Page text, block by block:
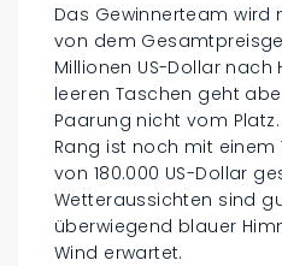
Das Gewinnerteam wird
von dem
Millionen US-Dollar nach
leeren Taschen geht
Paarung nicht vom
Rang ist noch mit einem
von 180.000 US-Dollar
Wetteraussichten sind
überwiegend blauer
Wind erwartet.